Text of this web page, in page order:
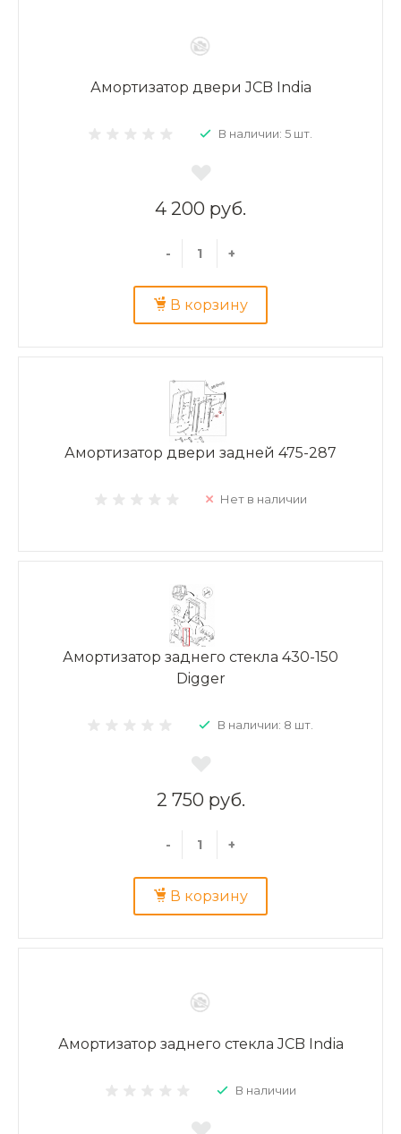
Амортизатор двери JCB India
В наличии: 5 шт.
4 200 руб.
- +
В корзину
Амортизатор двери задней 475-287
Нет в наличии
Амортизатор заднего стекла 430-150
Digger
В наличии: 8 шт.
2 750 руб.
- +
В корзину
Амортизатор заднего стекла JCB India
В наличии